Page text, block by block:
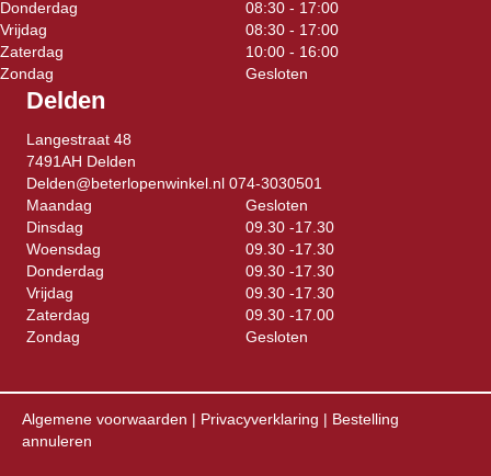
Donderdag
08:30 - 17:00
Vrijdag
08:30 - 17:00
Zaterdag
10:00 - 16:00
Zondag
Gesloten
Delden
Langestraat 48
7491AH Delden
Delden@beterlopenwinkel.nl 074-3030501
Maandag
Gesloten
Dinsdag
09.30 -17.30
Woensdag
09.30 -17.30
Donderdag
09.30 -17.30
Vrijdag
09.30 -17.30
Zaterdag
09.30 -17.00
Zondag
Gesloten
Algemene voorwaarden | Privacyverklaring | Bestelling
annuleren